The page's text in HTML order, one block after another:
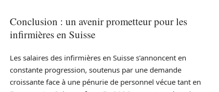
Conclusion : un avenir prometteur pour les
infirmières en Suisse
Les salaires des infirmières en Suisse s’annoncent en
constante progression, soutenus par une demande
croissante face à une pénurie de personnel vécue tant en